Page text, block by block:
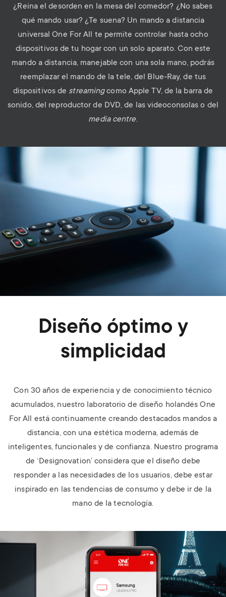
¿Reina el desorden en la mesa del comedor? ¿No sabes
qué mando usar? ¿Te suena? Un mando a distancia
universal One For All te permite controlar hasta ocho
dispositivos de tu hogar con un solo aparato. Con este
mando a distancia, manejable con una sola mano, podrás
reemplazar el mando de la tele, del Blue-Ray, de tus
dispositivos de streamingcomo Apple TV, de la barra de
sonido, del reproductor de DVD, de las videoconsolas o del
media centre.
Diseño óptimo y
simplicidad
Con 30 años de experiencia y de conocimiento técnico
acumulados, nuestro laboratorio de diseño holandés One
For All está continuamente creando destacados mandos a
distancia, con una estética moderna, además de
inteligentes, funcionales y de confianza. Nuestro programa
de ‘Designovation’ considera que el diseño debe
responder a las necesidades de los usuarios, debe estar
inspirado en las tendencias de consumo y debe ir de la
mano de la tecnología.